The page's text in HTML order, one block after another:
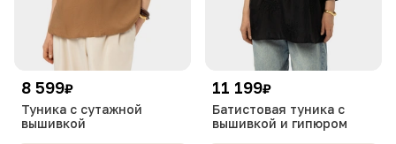
8 599₽
Туника с сутажной
вышивкой
11 199₽
Батистовая туника с
вышивкой и гипюром